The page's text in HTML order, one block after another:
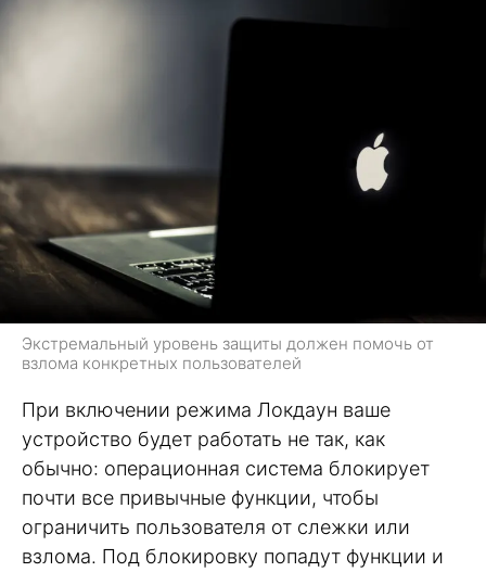
Экстремальный уровень защиты должен помочь от
взлома конкретных пользователей
При включении режима Локдаун ваше
устройство будет работать не так, как
обычно: операционная система блокирует
почти все привычные функции, чтобы
ограничить пользователя от слежки или
взлома. Под блокировку попадут функции и